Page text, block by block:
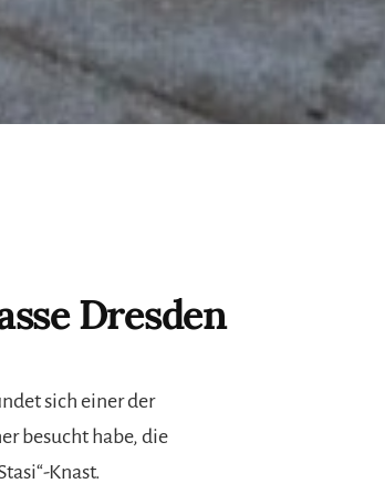
Dresden
sich einer der
besucht habe, die
Knast.